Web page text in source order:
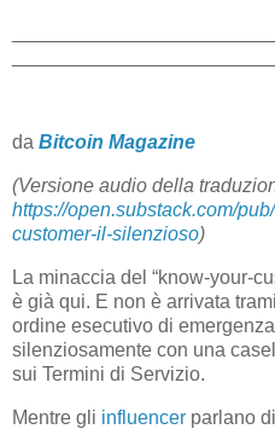
da Bitcoin Magazine
(Versione audio della
https://open.substack.com/
customer-il-silenzioso)
La minaccia del “know-your-
è già qui. E non è arrivata
ordine esecutivo di
silenziosamente con una
sui Termini di Servizio.
Mentre gli influencer parlano